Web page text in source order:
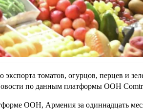
экспорта томатов, огурцов, перцев и
по данным платформы ООН
ООН, Армения за одиннадцать